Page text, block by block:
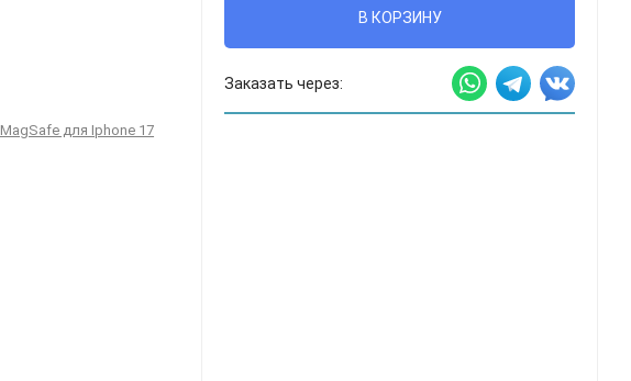
для Iphone 17
В КОРЗИНУ
Заказать через: